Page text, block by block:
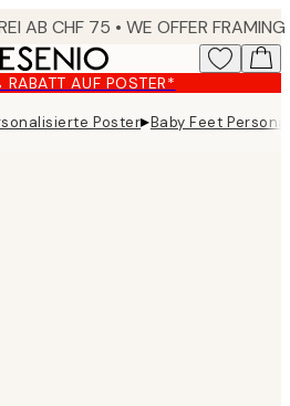
AUF POSTER*
Poster▸Baby Feet